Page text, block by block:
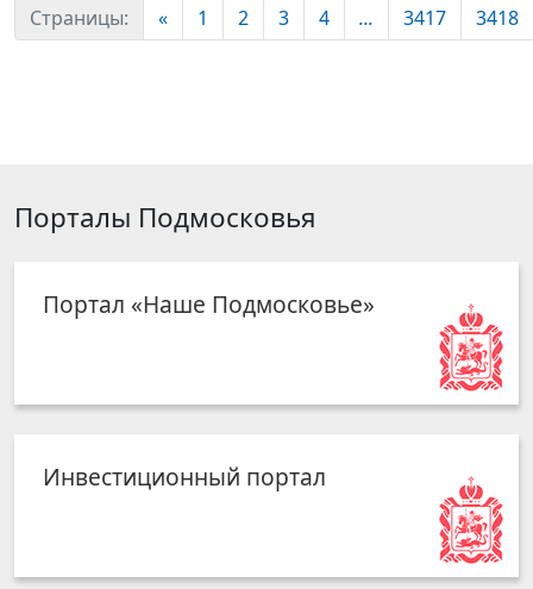
Страницы: « 1 2 3 4 ... 3417 3418
Порталы Подмосковья
Портал «Наше Подмосковье»
Инвестиционный портал